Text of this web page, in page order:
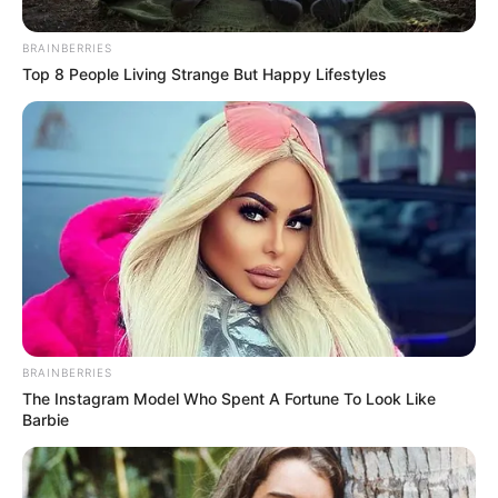
del mismo. Testigos del hecho reportaron que el
conductor del furgón habría perdido el control del
vehículo, presuntamente bajo los efectos del alcohol.
BRAINBERRIES
Top 8 People Living Strange But Happy Lifestyles
BRAINBERRIES
The Instagram Model Who Spent A Fortune To Look Like
Barbie